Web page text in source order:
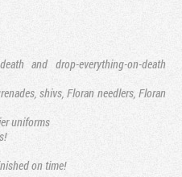
and drop-everything-on-death
shivs, Floran needlers, Floran
uniforms
on time!